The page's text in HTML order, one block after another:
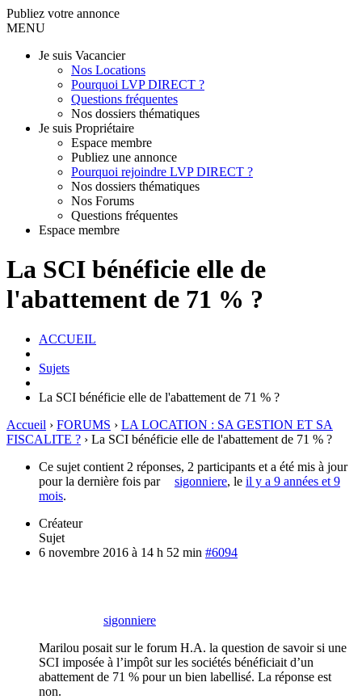
Publiez votre annonce
MENU
Je suis Vacancier
Nos Locations
Pourquoi LVP DIRECT ?
Questions fréquentes
Nos dossiers thématiques
Je suis Propriétaire
Espace membre
Publiez une annonce
Pourquoi rejoindre LVP DIRECT ?
Nos dossiers thématiques
Nos Forums
Questions fréquentes
Espace membre
La SCI bénéficie elle de
l'abattement de 71 % ?
ACCUEIL
Sujets
La SCI bénéficie elle de l'abattement de 71 % ?
Accueil › FORUMS › LA LOCATION : SA GESTION ET SA
FISCALITE ? › La SCI bénéficie elle de l'abattement de 71 % ?
Ce sujet contient 2 réponses, 2 participants et a été mis à jour
pour la dernière fois par
sigonniere, le il y a 9 années et 9
mois.
Créateur
Sujet
6 novembre 2016 à 14 h 52 min #6094
sigonniere
Marilou posait sur le forum H.A. la question de savoir si une
SCI imposée à l’impôt sur les sociétés bénéficiait d’un
abattement de 71 % pour un bien labellisé. La réponse est
non.